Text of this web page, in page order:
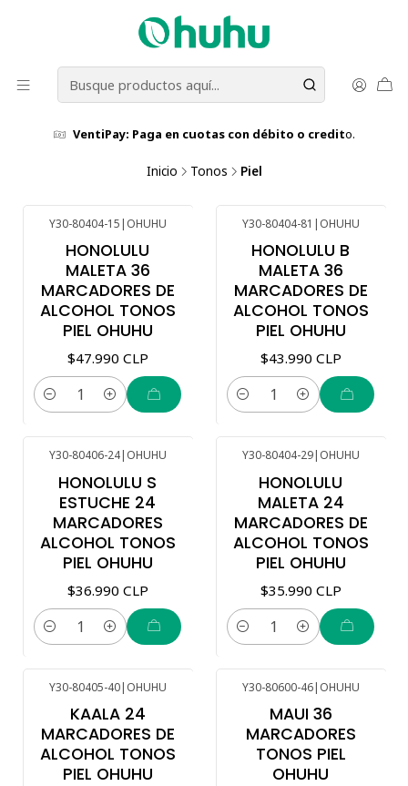
VentiPay: Paga en cuotas con débito o credito.
Inicio Tonos Piel
Y30-80404-15| OHUHU
HONOLULU
MALETA 36
MARCADORES DE
ALCOHOL TONOS
PIEL OHUHU
$47.990 CLP
Cantidad
Y30-80404-81 | OHUHU
HONOLULU B
MALETA 36
MARCADORES DE
ALCOHOL TONOS
PIEL OHUHU
$43.990 CLP
Cantidad
Y30-80406-24| OHUHU
HONOLULU S
ESTUCHE 24
MARCADORES
ALCOHOL TONOS
PIEL OHUHU
$36.990 CLP
Cantidad
Y30-80404-29| OHUHU
HONOLULU
MALETA 24
MARCADORES DE
ALCOHOL TONOS
PIEL OHUHU
$35.990 CLP
Cantidad
Y30-80405-40| OHUHU
KAALA 24
MARCADORES DE
ALCOHOL TONOS
PIEL OHUHU
Y30-80600-46| OHUHU
MAUI 36
MARCADORES
TONOS PIEL
OHUHU